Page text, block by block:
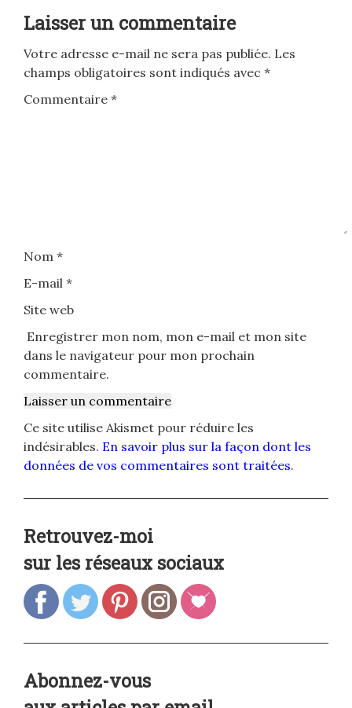
Laisser un commentaire
Votre adresse e-mail ne sera pas publiée. Les
champs obligatoires sont indiqués avec *
Commentaire *
Nom *
E-mail *
Site web
Enregistrer mon nom, mon e-mail et mon site
dans le navigateur pour mon prochain
commentaire.
Ce site utilise Akismet pour réduire les
indésirables. En savoir plus sur la façon dont les
données de vos commentaires sont traitées.
Retrouvez-moi
sur les réseaux sociaux
Abonnez-vous